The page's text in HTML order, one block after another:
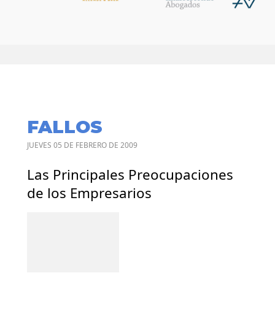
FALLOS
JUEVES 05 DE FEBRERO DE 2009
Las Principales Preocupaciones
de los Empresarios